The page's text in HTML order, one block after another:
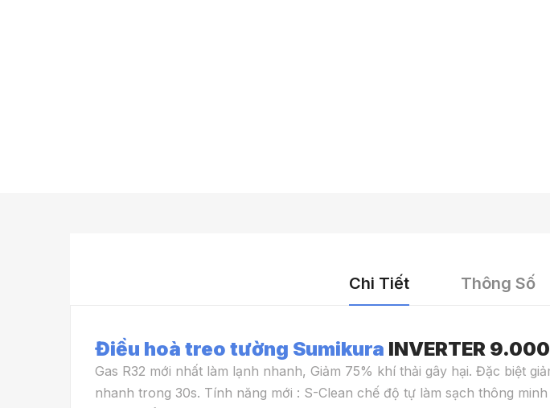
Chi Tiết Thông Số
Điều hoà treo tường Sumikura INVERTER
Gas R32 mới nhất làm lạnh nhanh, Giảm 75% khí thải gây hại. Đặc biệt
nhanh trong 30s. Tính năng mới : S-Clean chế độ tự làm sạch thông